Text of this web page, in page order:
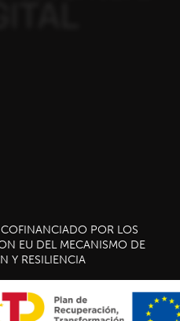
POR LOS
EU DEL MECANISMO DE
Y RESILIENCIA